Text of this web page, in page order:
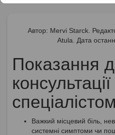
Автор: Mervi Starck.
Atula. Дата
Показання
консультації
спеціалістом
Важкий місцевий біль,
системні симптоми чи